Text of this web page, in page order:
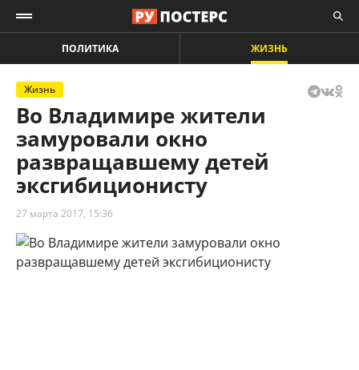
ПОЛИТИКА ЖИЗНЬ
Жизнь
Во Владимире жители
замуровали окно
развращавшему детей
эксгибиционисту
27 марта 2017, 15:36